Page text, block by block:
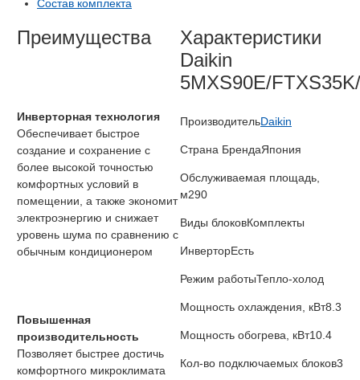
Состав комплекта
Преимущества
Инверторная технология
Обеспечивает быстрое
создание и сохранение с
более высокой точностью
комфортных условий в
помещении, а также экономит
электроэнергию и снижает
уровень шума по сравнению с
обычным кондиционером
Повышенная
производительность
Позволяет быстрее достичь
комфортного микроклимата
Характеристики
Daikin
5MXS90E/
ПроизводительDaikin
Страна БрендаЯпония
Обслуживаемая площадь,
м290
Виды блоковКомплекты
ИнверторЕсть
Режим работыТепло-холод
Мощность охлаждения, кВт8.3
Мощность обогрева, кВт10.4
Кол-во подключаемых блоков3